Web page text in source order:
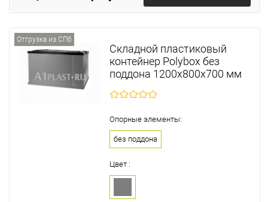
Отгрузка из СПб
Складной пластиковый
контейнер Polyboх без
поддона 1200х800х700 мм
Опорные элементы:
без поддона
Цвет :